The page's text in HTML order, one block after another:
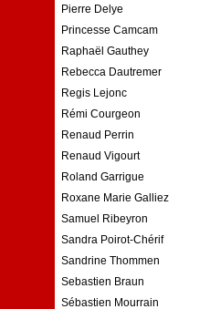
Pierre Delye
Princesse Camcam
Raphaël Gauthey
Rebecca Dautremer
Regis Lejonc
Rémi Courgeon
Renaud Perrin
Renaud Vigourt
Roland Garrigue
Roxane Marie Galliez
Samuel Ribeyron
Sandra Poirot-Chérif
Sandrine Thommen
Sebastien Braun
Sébastien Mourrain